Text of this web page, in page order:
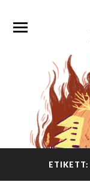
ETIKETT: